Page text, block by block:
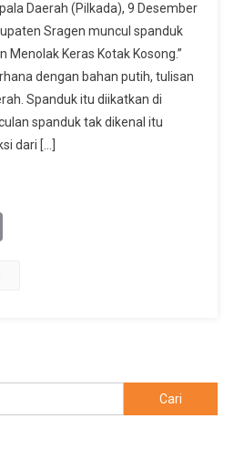
Daerah (Pilkada), 9 Desember
Sragen muncul spanduk
Menolak Keras Kotak Kosong.”
dengan bahan putih, tulisan
Spanduk itu diikatkan di
spanduk tak dikenal itu
dari […]
Copy
untuk: